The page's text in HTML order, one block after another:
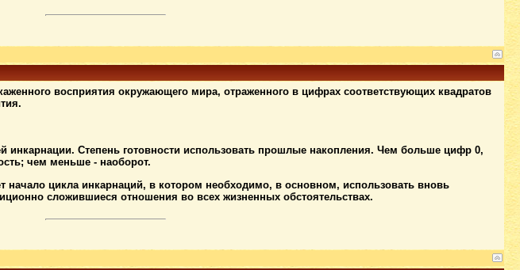
восприятия окружающего мира, отраженного в цифрах соответствующих квадратов
инкарнации. Степень готовности использовать прошлые накопления. Чем больше цифр 0,
чем меньше - наоборот.
начало цикла инкарнаций, в котором необходимо, в основном, использовать вновь
сложившиеся отношения во всех жизненных обстоятельствах.